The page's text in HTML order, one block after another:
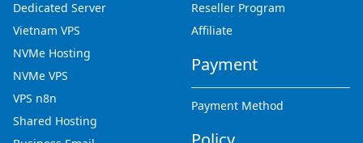
Dedicated Server
Vietnam VPS
NVMe Hosting
NVMe VPS
VPS n8n
Shared Hosting
Reseller Program
Affiliate
Payment
Payment Method